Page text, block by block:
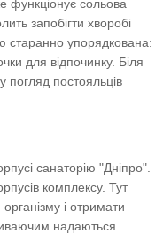
функціонує сольова
запобігти хворобі
старанно упорядкована:
для відпочинку. Біля
погляд постояльців
санаторію "Дніпро".
комплексу. Тут
і отримати
надаються